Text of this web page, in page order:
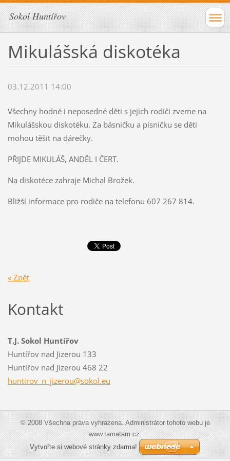
Sokol Huntířov
Mikulášská diskotéka
03.12.2011 14:00
Všechny hodné i neposedné děti s jejich rodiči zveme na
Mikulášskou diskotéku. Za básničku a písničku se děti
mohou těšit na dárečky.
PŘIJDE MIKULÁŠ, ANDĚL I ČERT.
Na diskotéce zahraje Michal Brožek.
Bližší informace pro rodiče na telefonu 607 267 814.
« Zpět
Kontakt
T.J. Sokol Huntířov
Huntířov nad Jizerou 133
Huntířov nad Jizerou 468 22
huntirov_n_jizerou@sokol.eu
© 2008 Všechna práva vyhrazena. Administrátor tohoto webu je
www.tamatam.cz.
Vytvořte si webové stránky zdarma!